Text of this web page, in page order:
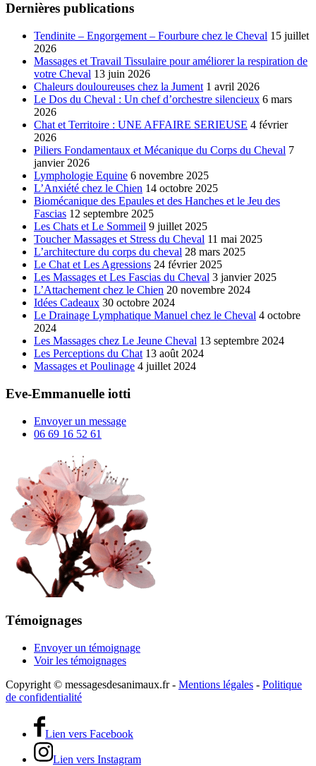
Dernières publications
Tendinite – Engorgement – Fourbure chez le Cheval 15 juillet
2026
Massages et Travail Tissulaire pour améliorer la respiration de
votre Cheval 13 juin 2026
Chaleurs douloureuses chez la Jument 1 avril 2026
Le Dos du Cheval : Un chef d’orchestre silencieux 6 mars
2026
Chat et Territoire : UNE AFFAIRE SERIEUSE 4 février
2026
Piliers Fondamentaux et Mécanique du Corps du Cheval 7
janvier 2026
Lymphologie Equine 6 novembre 2025
L’Anxiété chez le Chien 14 octobre 2025
Biomécanique des Epaules et des Hanches et le Jeu des
Fascias 12 septembre 2025
Les Chats et Le Sommeil 9 juillet 2025
Toucher Massages et Stress du Cheval 11 mai 2025
L’architecture du corps du cheval 28 mars 2025
Le Chat et Les Agressions 24 février 2025
Les Massages et Les Fascias du Cheval 3 janvier 2025
L’Attachement chez le Chien 20 novembre 2024
Idées Cadeaux 30 octobre 2024
Le Drainage Lymphatique Manuel chez le Cheval 4 octobre
2024
Les Massages chez Le Jeune Cheval 13 septembre 2024
Les Perceptions du Chat 13 août 2024
Massages et Poulinage 4 juillet 2024
Eve-Emmanuelle iotti
Envoyer un message
06 69 16 52 61
Témoignages
Envoyer un témoignage
Voir les témoignages
Copyright © messagesdesanimaux.fr - Mentions légales - Politique
de confidentialité
Lien vers Facebook
Lien vers Instagram